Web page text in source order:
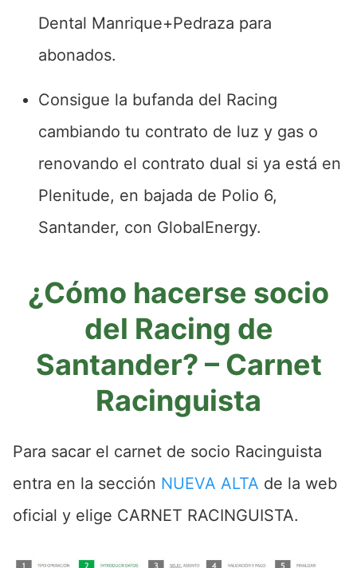
Dental Manrique+Pedraza para
abonados.
Consigue la bufanda del Racing
cambiando tu contrato de luz y gas o
renovando el contrato dual si ya está en
Plenitude, en bajada de Polio 6,
Santander, con GlobalEnergy.
¿Cómo hacerse socio
del Racing de
Santander? – Carnet
Racinguista
Para sacar el carnet de socio Racinguista
entra en la sección NUEVA ALTA de la web
oficial y elige CARNET RACINGUISTA.